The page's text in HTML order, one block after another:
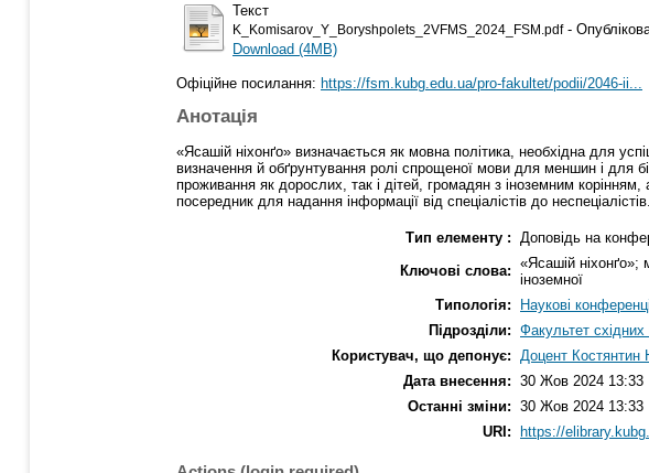
Текст
K_Komisarov_Y_Boryshpolets_2VFMS_2024_FSM.pdf-
Download (4MB)
Офіційне посилання: https://fsm.kubg.edu.ua/pro-fakultet/podii/2046-ii...
Анотація
«Ясашій ніхонґо» визначається як мовна політика, необхідна для
визначення й обґрунтування ролі спрощеної мови для меншин і для
проживання як дорослих, так і дітей, громадян з іноземним
посередник для надання інформації від спеціалістів до неспеціалістів.
Тип елементу :
Доповідь на
Ключові слова: «Ясашій ніхонґо»;
іноземної
Типологія:
Наукові
Підрозділи: Факультет
Користувач, що депонує:
Доцент Костянтин
Дата внесення: 30 Жов 2024 13:33
Останні зміни: 30 Жов 2024 13:33
URI:
https://